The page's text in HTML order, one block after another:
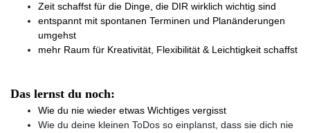
Zeit schaffst für die Dinge, die DIR wirklich wichtig sind
entspannt mit spontanen Terminen und Planänderungen
umgehst
mehr Raum für Kreativität, Flexibilität & Leichtigkeit schaffst
Das lernst du noch:
Wie du nie wieder etwas Wichtiges vergisst
Wie du deine kleinen ToDos so einplanst, dass sie dich nie